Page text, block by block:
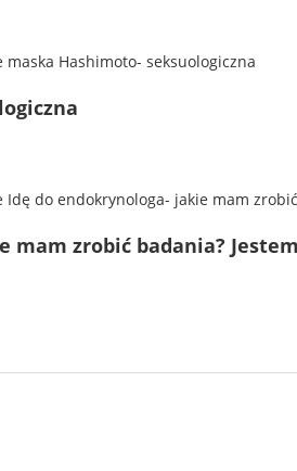
mam zrobić badania?